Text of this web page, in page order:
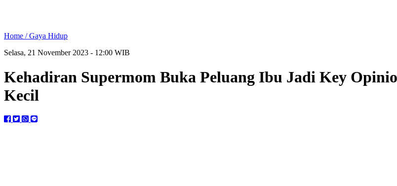
Home /Gaya Hidup
Selasa, 21 November 2023 - 12:00 WIB
Kehadiran Supermom Buka Peluang Ibu Jadi Key
Kecil